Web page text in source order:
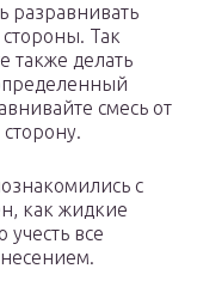
разравнивать
Так
также делать
смесь от
с
как жидкие
все